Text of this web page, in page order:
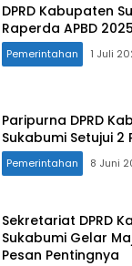
DPRD Kabupaten
Raperda APBD 2025
Pemerintahan 1 Juli
Paripurna DPRD
Sukabumi Setujui
Pemerintahan 8 Juni
Sekretariat DPRD
Sukabumi Gelar
Pesan Pentingnya